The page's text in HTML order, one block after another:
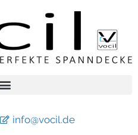
info@vocil.de